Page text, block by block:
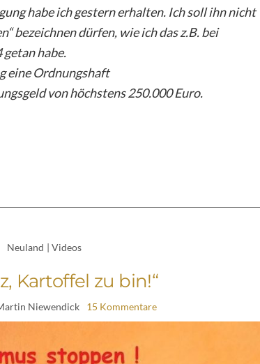
habe ich gestern erhalten. Ich soll ihn nicht
bezeichnen dürfen, wie ich das z.B. bei
habe.
eine Ordnungshaft
von höchstens 250.000 Euro.
Neuland | Videos
Kartoffel zu bin!“
Niewendick 15 Kommentare